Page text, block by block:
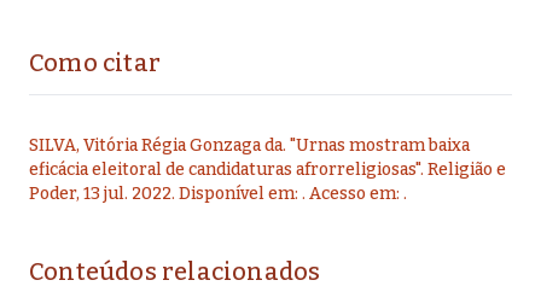
Como citar
SILVA, Vitória Régia Gonzaga da. "Urnas mostram baixa
eficácia eleitoral de candidaturas afrorreligiosas". Religião e
Poder, 13 jul. 2022. Disponível em: . Acesso em: .
Conteúdos relacionados